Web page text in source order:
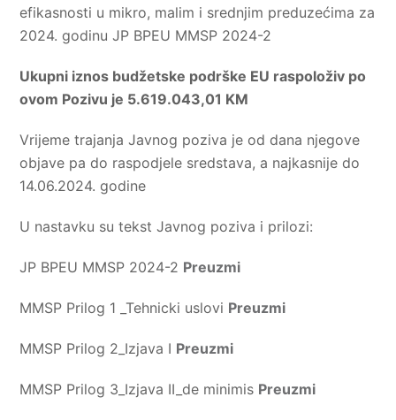
efikasnosti u mikro, malim i srednjim preduzećima za
2024. godinu JP BPEU MMSP 2024-2
Ukupni iznos budžetske podrške EU raspoloživ po
ovom Pozivu je 5.619.043,01 KM
Vrijeme trajanja Javnog poziva je od dana njegove
objave pa do raspodjele sredstava, a najkasnije do
14.06.2024. godine
U nastavku su tekst Javnog poziva i prilozi:
JP BPEU MMSP 2024-2 Preuzmi
MMSP Prilog 1 _Tehnicki uslovi Preuzmi
MMSP Prilog 2_Izjava I Preuzmi
MMSP Prilog 3_Izjava II_de minimis Preuzmi